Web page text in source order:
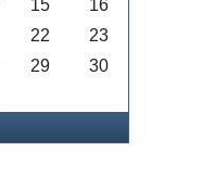
15
16
22
23
29
30